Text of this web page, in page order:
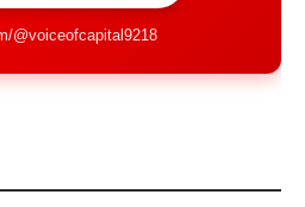
@voiceofcapital9218